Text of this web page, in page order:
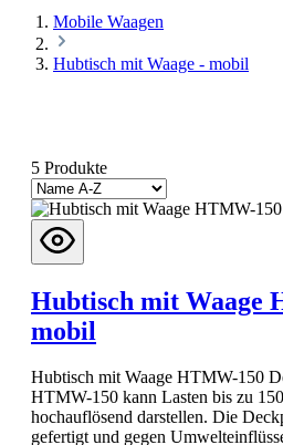
Mobile Waagen
Hubtisch mit Waage - mobil
5 Produkte
Hubtisch mit Waage
mobil
Hubtisch mit Waage HTMW-150
HTMW-150 kann Lasten bis zu
hochauflösend darstellen. Die
gefertigt und gegen